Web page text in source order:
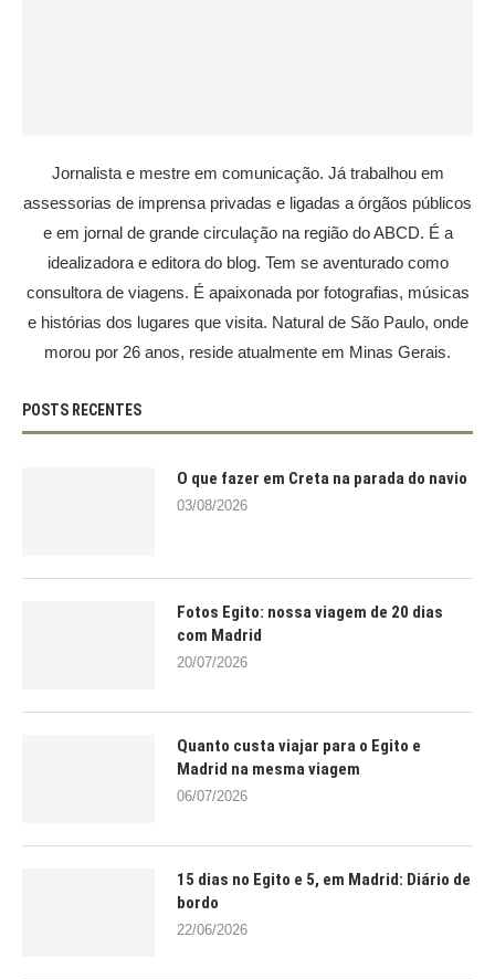
Jornalista e mestre em comunicação. Já trabalhou em
assessorias de imprensa privadas e ligadas a órgãos públicos
e em jornal de grande circulação na região do ABCD. É a
idealizadora e editora do blog. Tem se aventurado como
consultora de viagens. É apaixonada por fotografias, músicas
e histórias dos lugares que visita. Natural de São Paulo, onde
morou por 26 anos, reside atualmente em Minas Gerais.
POSTS RECENTES
O que fazer em Creta na parada do navio
03/08/2026
Fotos Egito: nossa viagem de 20 dias
com Madrid
20/07/2026
Quanto custa viajar para o Egito e
Madrid na mesma viagem
06/07/2026
15 dias no Egito e 5, em Madrid: Diário de
bordo
22/06/2026